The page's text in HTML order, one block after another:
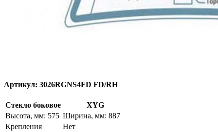
Артикул: 3026RGNS4FD FD/RH
Стекло боковое
XYG
Высота, мм: 575 Ширина, мм: 887
Крепления
Нет